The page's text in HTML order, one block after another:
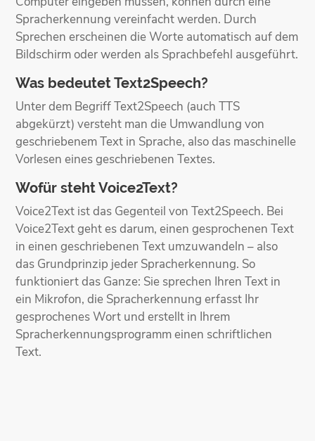
Spracherkennung vereinfacht werden. Durch
Sprechen erscheinen die Worte automatisch auf dem
Bildschirm oder werden als Sprachbefehl ausgeführt.
Was bedeutet Text2Speech?
Unter dem Begriff Text2Speech (auch TTS
abgekürzt) versteht man die Umwandlung von
geschriebenem Text in Sprache, also das maschinelle
Vorlesen eines geschriebenen Textes.
Wofür steht Voice2Text?
Voice2Text ist das Gegenteil von Text2Speech. Bei
Voice2Text geht es darum, einen gesprochenen Text
in einen geschriebenen Text umzuwandeln – also
das Grundprinzip jeder Spracherkennung. So
funktioniert das Ganze: Sie sprechen Ihren Text in
ein Mikrofon, die Spracherkennung erfasst Ihr
gesprochenes Wort und erstellt in Ihrem
Spracherkennungsprogramm einen schriftlichen
Text.